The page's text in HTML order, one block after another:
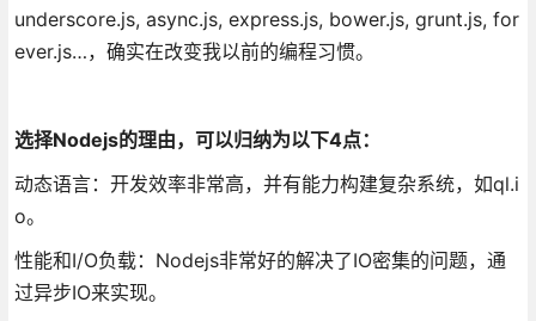
underscore.js, async.js, express.js, bower.js, grunt.js, for
ever.js…，确实在改变我以前的编程习惯。
选择Nodejs的理由，可以归纳为以下4点：
动态语言：开发效率非常高，并有能力构建复杂系统，如ql.i
o。
性能和I/O负载：Nodejs非常好的解决了IO密集的问题，通
过异步IO来实现。